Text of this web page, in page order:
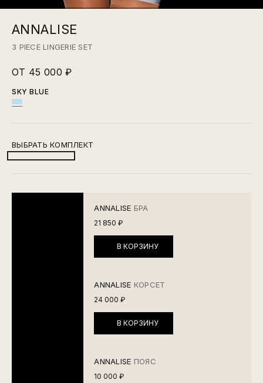
ANNALISE
3 PIECE LINGERIE SET
ОТ 45 000 ₽
SKY BLUE
ВЫБРАТЬ КОМПЛЕКТ
ANNALISE БРА
21 850 ₽
В КОРЗИНУ
ANNALISE КОРСЕТ
24 000 ₽
В КОРЗИНУ
ANNALISE ПОЯС
10 000 ₽